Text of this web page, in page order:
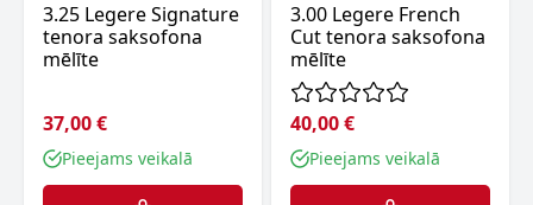
3.25 Legere Signature
tenora saksofona
mēlīte
37,00 €
Pieejams veikalā
3.00 Legere French
Cut tenora saksofona
mēlīte
40,00 €
Pieejams veikalā